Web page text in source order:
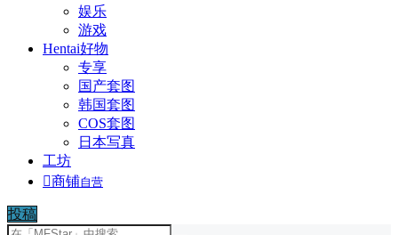
娱乐
游戏
Hentai好物
专享
国产套图
韩国套图
COS套图
日本写真
工坊
商铺自营
投稿